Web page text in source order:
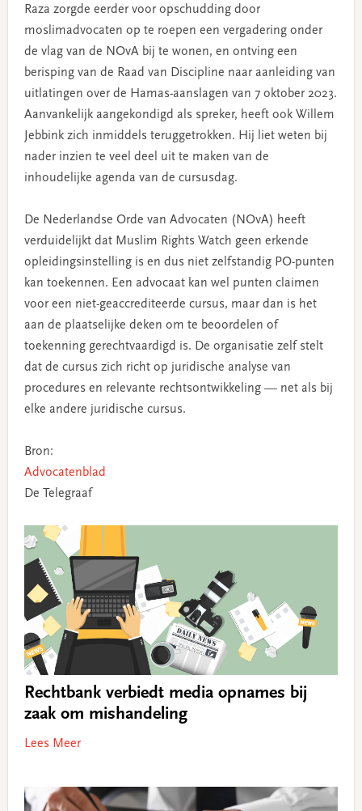
Raza zorgde eerder voor opschudding door
moslimadvocaten op te roepen een vergadering onder
de vlag van de NOvA bij te wonen, en ontving een
berisping van de Raad van Discipline naar aanleiding van
uitlatingen over de Hamas-aanslagen van 7 oktober 2023.
Aanvankelijk aangekondigd als spreker, heeft ook Willem
Jebbink zich inmiddels teruggetrokken. Hij liet weten bij
nader inzien te veel deel uit te maken van de
inhoudelijke agenda van de cursusdag.
De Nederlandse Orde van Advocaten (NOvA) heeft
verduidelijkt dat Muslim Rights Watch geen erkende
opleidingsinstelling is en dus niet zelfstandig PO-punten
kan toekennen. Een advocaat kan wel punten claimen
voor een niet-geaccrediteerde cursus, maar dan is het
aan de plaatselijke deken om te beoordelen of
toekenning gerechtvaardigd is. De organisatie zelf stelt
dat de cursus zich richt op juridische analyse van
procedures en relevante rechtsontwikkeling — net als bij
elke andere juridische cursus.
Bron:
Advocatenblad
De Telegraaf
Rechtbank verbiedt media opnames bij
zaak om mishandeling
Lees Meer